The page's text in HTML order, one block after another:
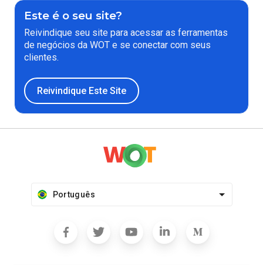
Este é o seu site?
Reivindique seu site para acessar as ferramentas
de negócios da WOT e se conectar com seus
clientes.
Reivindique Este Site
Português